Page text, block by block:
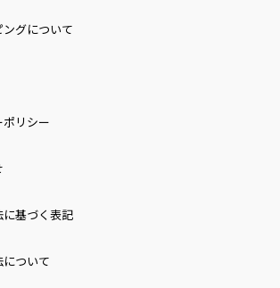
グについて
リシー
基づく表記
ついて